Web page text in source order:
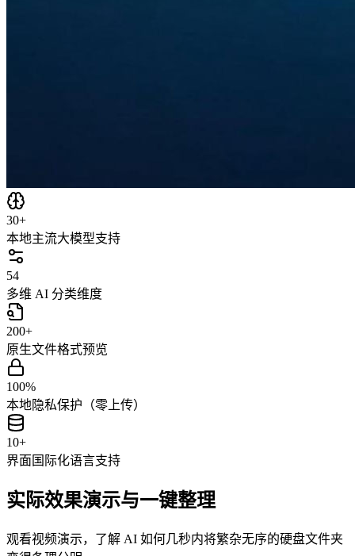
30+
本地主流大模型支持
54
多维 AI 分类维度
200+
原生文件格式预览
100%
本地隐私保护（零上传）
10+
界面国际化语言支持
实际效果演示与一键整理
观看视频演示，了解 AI 如何几秒内将繁杂无序的硬盘文件夹